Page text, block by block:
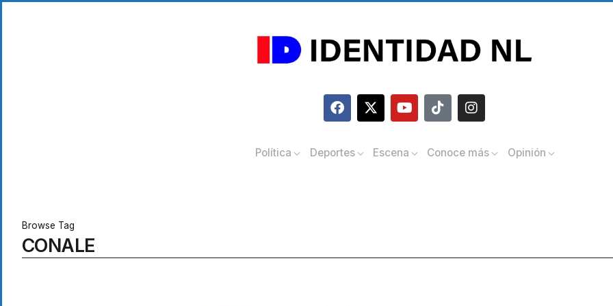
Política Deportes Escena Conoce más Opinión
Browse Tag
CONALE